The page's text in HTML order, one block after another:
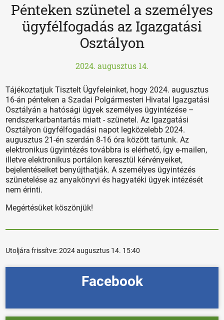
Pénteken szünetel a személyes
ügyfélfogadás az Igazgatási
Osztályon
2024. augusztus 14.
Tájékoztatjuk Tisztelt Ügyfeleinket, hogy 2024. augusztus
16-án pénteken a Szadai Polgármesteri Hivatal Igazgatási
Osztályán a hatósági ügyek személyes ügyintézése –
rendszerkarbantartás miatt - szünetel. Az Igazgatási
Osztályon ügyfélfogadási napot legközelebb 2024.
augusztus 21-én szerdán 8-16 óra között tartunk. Az
elektronikus ügyintézés továbbra is elérhető, így e-mailen,
illetve elektronikus portálon keresztül kérvényeiket,
bejelentéseiket benyújthatják. A személyes ügyintézés
szünetelése az anyakönyvi és hagyatéki ügyek intézését
nem érinti.
Megértésüket köszönjük!
Utoljára frissítve:2024 augusztus 14. 15:40
Facebook